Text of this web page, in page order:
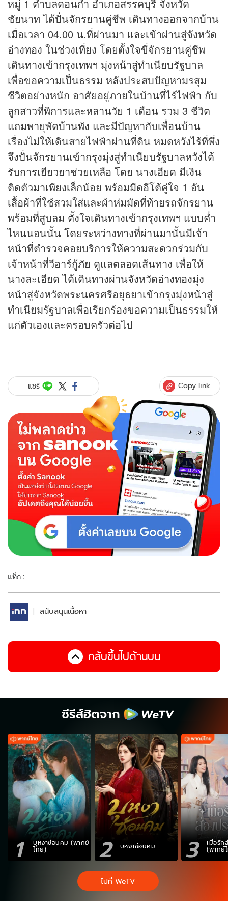
หมู่ 1 ตำบลดอนกำ อำเภอสรรคบุรี จังหวัด
ชัยนาท ได้ปั่นจักรยานคู่ชีพ เดินทางออกจากบ้าน
เมื่อเวลา 04.00 น.ที่ผ่านมา และเข้าผ่านสู่จังหวัด
อ่างทอง ในช่วงเที่ยง โดยตั้งใจขี่จักรยานคู่ชีพ
เดินทางเข้ากรุงเทพฯ มุ่งหน้าสู่ทำเนียบรัฐบาล
เพื่อขอความเป็นธรรม หลังประสบปัญหามรสุม
ชีวิตอย่างหนัก อาศัยอยู่ภายในบ้านที่ไร้ไฟฟ้า กับ
ลูกสาวที่พิการและหลานวัย 1 เดือน รวม 3 ชีวิต
แถมพายุพัดบ้านพัง และมีปัญหากับเพื่อนบ้าน
เรื่องไม่ให้เดินสายไฟฟ้าผ่านที่ดิน หมดหวังไร้ที่พึ่ง
จึงปั่นจักรยานเข้ากรุงมุ่งสู่ทำเนียบรัฐบาลหวังได้
รับการเยียวยาช่วยเหลือ โดย นางเอียด มีเงิน
ติดตัวมาเพียงเล็กน้อย พร้อมมีดอีโต้คู่ใจ 1 อัน
เสื้อผ้าที่ใช้สวมใส่และผ้าห่มมัดที่ท้ายรถจักรยาน
พร้อมที่สูบลม ตั้งใจเดินทางเข้ากรุงเทพฯ แบบค่ำ
ไหนนอนนั้น โดยระหว่างทางที่ผ่านมานั้นมีเจ้า
หน้าที่ตำรวจคอยบริการให้ความสะดวกร่วมกับ
เจ้าหน้าที่วีอาร์กู้ภัย ดูแลตลอดเส้นทาง เพื่อให้
นางละเอียด ได้เดินทางผ่านจังหวัดอ่างทองมุ่ง
หน้าสู่จังหวัดพระนครศรีอยุธยาเข้ากรุงมุ่งหน้าสู่
ทำเนียมรัฐบาลเพื่อเรียกร้องขอความเป็นธรรมให้
แก่ตัวเองและครอบครัวต่อไป
แชร์ Copy link
แท็ก :
สนับสนุนเนื้อหา
กลับขึ้นไปด้านบน
ซีรีส์ฮิตจาก
1 บุหงาซ่อนคม (พากย์
ไทย) 2 บุหงาซ่อนคม 3 เมื่อรัก
(พากย์
ไปที่ WeTV